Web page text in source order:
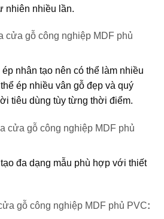
nhiên nhiều lần.
cửa gỗ công nghiệp MDF phủ
nhân tạo nên có thể làm nhiều
ép nhiều vân gỗ đẹp và quý
tiêu dùng tùy từng thời điểm.
cửa gỗ công nghiệp MDF phủ
đa dạng mẫu phù hợp với thiết
gỗ công nghiệp MDF phủ PVC: